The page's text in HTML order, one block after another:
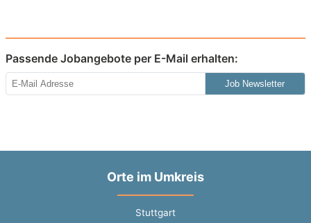
Passende Jobangebote per E-Mail erhalten:
Job Newsletter
Orte im Umkreis
Stuttgart